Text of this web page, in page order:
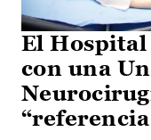
El Hospital
con una